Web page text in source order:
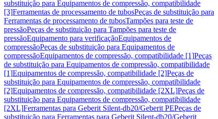
substituição para Equipamentos de compressão, compatibilidade
[3]Ferramentas de processamento de tubosPeças de substituição para
Ferramentas de processamento de tubosTampões para teste de
pressãoPeças de substituição para Tampões para teste de
pressãoEquipamento para verificaçãoEquipamentos de
compressãoPeças de substituição para Equipamentos de
compressãoEquipamentos de compressão, compatibilidade [1]Peças
de substituição para Equipamentos de compressão, compatibilidade
[1]Equipamentos de compressão, compatibilidade [2]Peças de
substituição para Equipamentos de compressão, compatibilidade
[2]Equipamentos de compressão, compatibilidade [2XL]Peças de
substituição para Equipamentos de compressão, compatibilidade
[2XL]Ferramentas para Geberit Silent-db20/Geberit PEPeças de
substituição para Ferramentas para Geberit Silent-db20/Geberit